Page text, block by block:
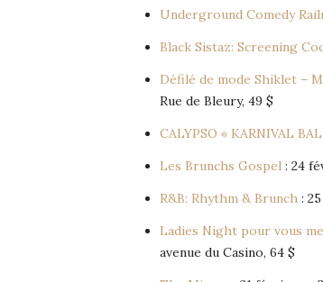
Underground Comedy
Black Sistaz: Screening
Défilé de mode Shiklet –
Rue de Bleury, 49 $
CALYPSO « KARNIVAL
Les Brunchs Gospel : 24
R&B: Rhythm & Brunch :
Ladies Night pour vous
avenue du Casino, 64 $